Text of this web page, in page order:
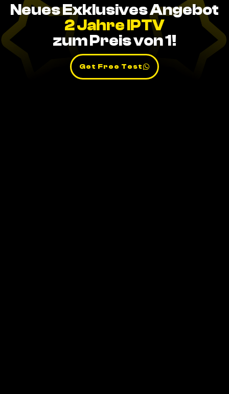
Neues Exklusives Angebot
2 Jahre IPTV
zum Preis von 1!
Get Free Test